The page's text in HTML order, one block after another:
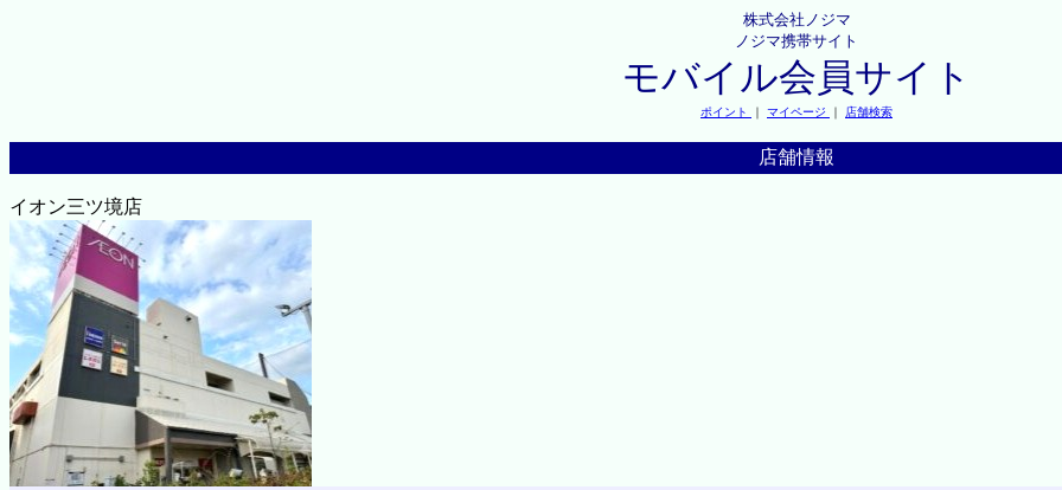
株式会社ノジマ
ノジマ携帯サイト
モバイル会員サイト
ポイント ｜ マイページ ｜ 店舗検索
店舗情報
イオン三ツ境店